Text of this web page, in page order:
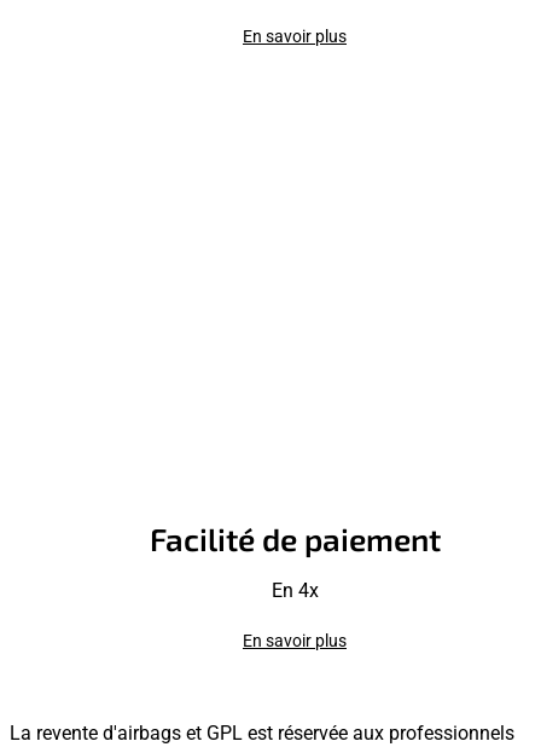
En savoir plus
Facilité de paiement
En 4x
En savoir plus
La revente d'airbags et GPL est réservée aux professionnels